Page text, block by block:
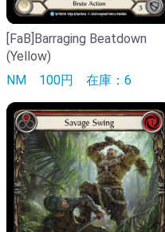
[FaB]Barraging Beatdown
(Yellow)
NM 100円 在庫：6